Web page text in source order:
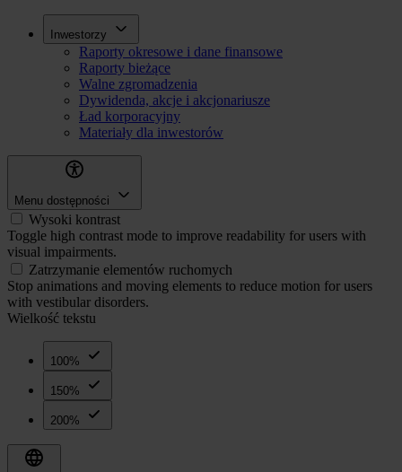
Inwestorzy
Raporty okresowe i dane finansowe
Raporty bieżące
Walne zgromadzenia
Dywidenda, akcje i akcjonariusze
Ład korporacyjny
Materiały dla inwestorów
Menu dostępności
Wysoki kontrast
Toggle high contrast mode to improve readability for users with
visual impairments.
Zatrzymanie elementów ruchomych
Stop animations and moving elements to reduce motion for users
with vestibular disorders.
Wielkość tekstu
100%
150%
200%